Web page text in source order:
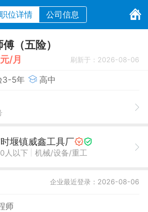
职位详情 公司信息
（五险）
/月 刷新于：2026-08-06
3-5年 高中
堰镇威鑫工具厂
人以下 机械/设备/重工
企业最近登录：2026-08-06
师